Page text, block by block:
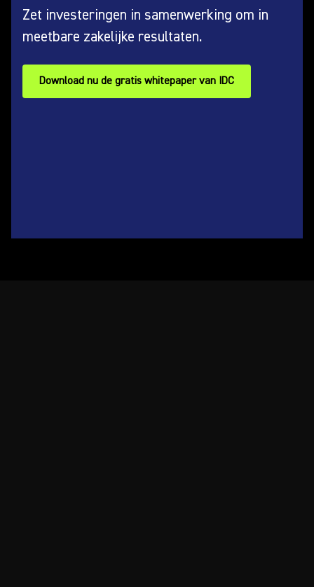
Zet investeringen in samenwerking om in
meetbare zakelijke resultaten.
Download nu de gratis whitepaper van IDC